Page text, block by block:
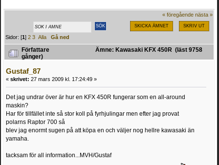
« föregående nästa »
SKICKA ÄMNET SKRIV UT
Sidor: [1]2 3 Alla Gå ned
Författare
Ämne: Kawasaki KFX 450R (läst 9758
gånger)
Gustaf_87
« skrivet: 27 mars 2009 kl. 17:24:49 »
Det jag undrar över är hur en KFX 450R fungerar som en all-around
maskin?
Har för tillfället inte så stor koll på fyrhjulingar men efter jag provat
polarns Raptor 700 så
blev jag enormt sugen på att köpa en och väljer nog hellre kawasaki än
yamaha.
tacksam för all information...MVH/Gustaf